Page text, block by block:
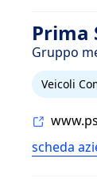
Prima
Gruppo
Veicoli
scheda